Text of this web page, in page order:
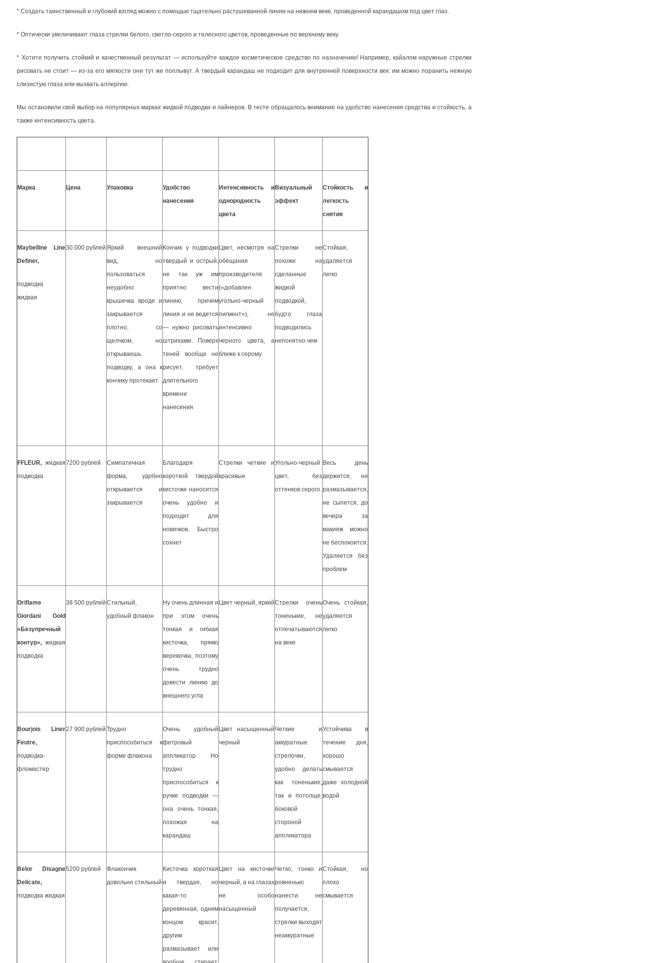
* Создать таинственный и глубокий взгляд можно с помощью тщательно растушеванной линии на нижнем веке, проведенной карандашом под цвет глаз.
* Оптически увеличивают глаза стрелки белого, светло-серого и телесного цветов, проведенные по верхнему веку.
* Хотите получить стойкий и качественный результат — используйте каждое косметическое средство по назначению! Например, кайалом наружные стрелки
рисовать не стоит — из-за его мягкости они тут же поплывут. А твердый карандаш не подходит для внутренней поверхности век: им можно поранить нежную
слизистую глаза или вызвать аллергию.
Мы остановили свой выбор на популярных марках жидкой подводки и лайнеров. В тесте обращалось внимание на удобство нанесения средства и стойкость, а
также интенсивность цвета.
Марка Цена Упаковка
Удобство
нанесения
Интенсивность и
однородность
цвета
Визуальный
эффект
Стойкость и
легкость
снятия
Maybelline Line
Definer,
подводка
жидкая
30 000 рублей Яркий внешний
вид, но
пользоваться
неудобно:
крышечка вроде и
закрывается
плотно, со
щелчком, но
открываешь
подводку, а она к
кончику протекает
Кончик у подводки
твердый и острый,
не так уж им
приятно вести
линию, причем
линия и не ведется
— нужно рисовать
штрихами. Поверх
теней вообще не
рисует, требует
длительного
времени
нанесения
Цвет, несмотря на
обещания
производителя
(«добавлен
угольно-черный
пигмент»), не
интенсивно
черного цвета, а
ближе к серому
Стрелки не
похожи на
сделанные
жидкой
подводкой,
будто глаза
подводились
непонятно чем
Стойкая,
удаляется
легко
FFLEUR,жидкая
подводка
7200 рублей
Симпатичная
форма, удобно
открывается и
закрывается
Благодаря
короткой твердой
кисточке наносится
очень удобно и
подходит для
новичков. Быстро
сохнет
Стрелки четкие и
красивые
Угольно-черный
цвет, без
оттенков серого
Весь день
держится, не
размазывается,
не сыпется, до
вечера за
макияж можно
не беспокоится.
Удаляется без
проблем
Oriflame
Giordani Gold
«Безупречный
контур»,жидкая
подводка
38 500 рублей Стильный,
удобный флакон
Ну очень длинная и
при этом очень
тонкая и гибкая
кисточка, прямо
веревочка, поэтому
очень трудно
довести линию до
внешнего угла
Цвет черный, яркийСтрелки очень
тоненькие, не
отпечатываются
на веке
Очень стойкая,
удаляется
легко
Bourjois Liner
Feutre,
подводка-
фломастер
27 900 рублей Трудно
приспособиться к
форме флакона
Очень удобный
фетровый
аппликатор. Но
трудно
приспособиться к
ручке подводки —
она очень тонкая,
похожая на
карандаш
Цвет насыщенный
черный
Четкие и
аккуратные
стрелочки,
удобно делать
как тоненькие,
так и потолще,
боковой
стороной
аппликатора
Устойчива в
течение дня,
хорошо
смывается
даже холодной
водой
Belor Disagne
Delicate,
подводка жидкая
5200 рублей
Флакончик
довольно стильный
Кисточка короткая
и твердая, но
какая-то
деревянная, одним
концом красит,
другим
размазывает или
Цвет на кисточке
черный, а на глазах
не особо
насыщенный
Четко, тонко и
ровненько
нанести не
получается,
стрелки выходят
неаккуратные
Стойкая, но
плохо
смывается